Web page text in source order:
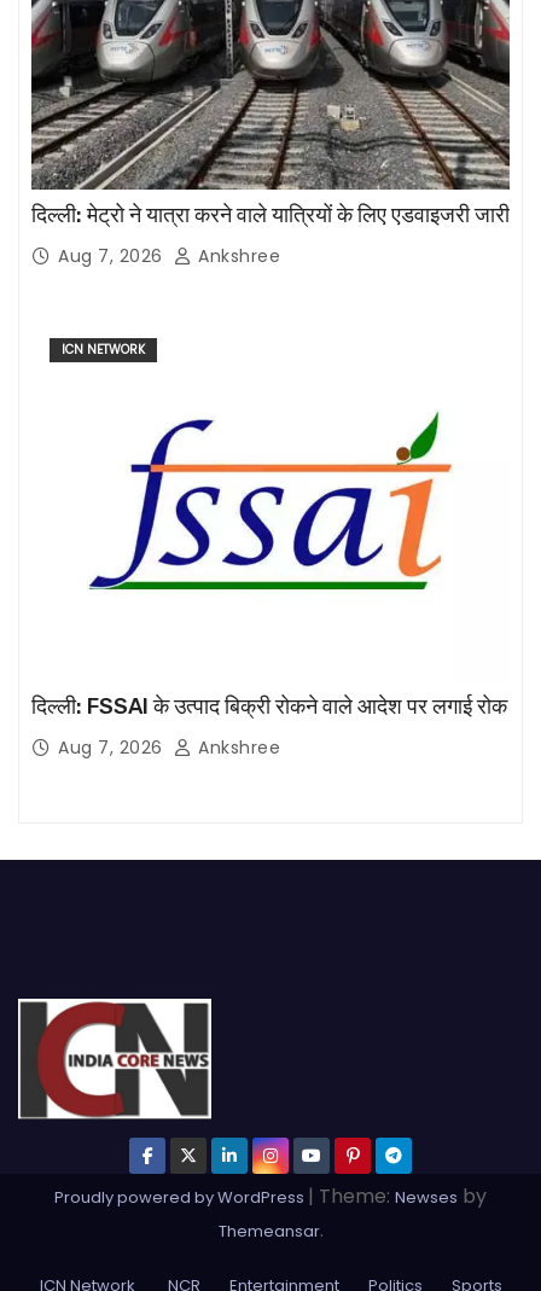
दिल्ली: मेट्रो ने यात्रा करने वाले यात्रियों के लिए एडवाइजरी जारी
Aug 7, 2026 Ankshree
ICN NETWORK
दिल्ली: FSSAI के उत्पाद बिक्री रोकने वाले आदेश पर लगाई रोक
Aug 7, 2026 Ankshree
Proudly powered by WordPress | Theme: Newses by
Themeansar.
ICN Network NCR Entertainment Politics Sports